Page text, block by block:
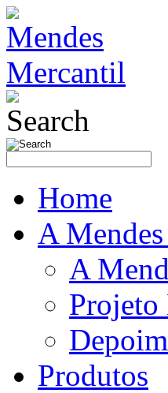
Home
A
A
Produtos